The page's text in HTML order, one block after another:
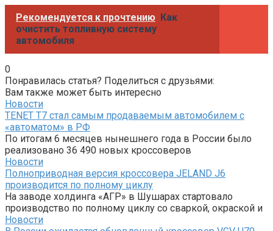
Рекомендуется к прочтению Как
очистить топливную систему
автомобиля
0
Понравилась статья? Поделиться с друзьями:
Вам также может быть интересно
Новости
TENET T7 стал самым продаваемым автомобилем с
«автоматом» в РФ
По итогам 6 месяцев нынешнего года в России было
реализовано 36 490 новых кроссоверов
Новости
Полноприводная версия кроссовера JELAND J6
производится по полному циклу
На заводе холдинга «АГР» в Шушарах стартовало
производство по полному циклу со сваркой, окраской и
Новости